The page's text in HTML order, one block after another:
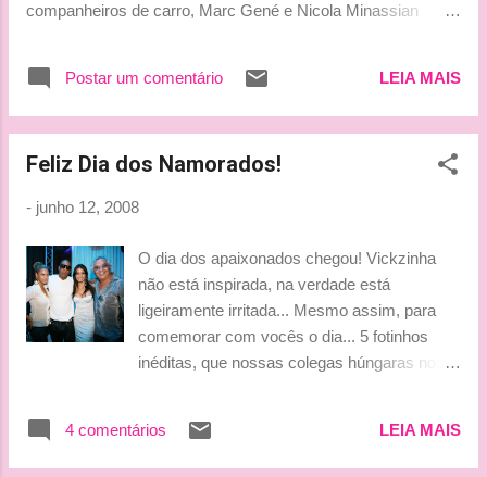
companheiros de carro, Marc Gené e Nicola Minassian
Amigos da Velocidade . O modelo Peugeot 908 confirmou o
favoritismo nos treinos de classificação para a 76ª edição
de endurance - que acontece neste próximo sábado (14) na
Alexander Wurz alinha na ponta do grid com a marca de
3min18s513. Na sequência, mais dois carros da Peugeot.
Em segundo está o trio com Christian Klien, Franck
Montagny e Ricardo Zonta. Na terceira posição o time de
Marc Gené, Nicola Minassian e Jacques Villeneuve. Ricardo
Postar um comentário LEIA MAIS
Feliz Dia dos Namorados!
- junho 12, 2008
O dia dos apaixonados chegou! Vickzinha
não está inspirada, na verdade está
ligeiramente irritada... Mesmo assim, para
comemorar com vocês o dia... 5 fotinhos
inéditas, que nossas colegas húngaras nos
promoveram, lá em Mônaco. Nesta fotinho,
estão acompanhados de Jay Z e sua esposa
4 comentários LEIA MAIS